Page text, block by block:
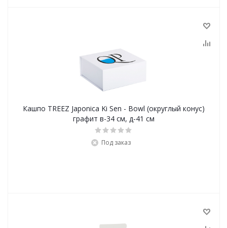
Кашпо TREEZ Japonica Ki Sen - Bowl (округлый конус)
графит в-34 см, д-41 см
Под заказ